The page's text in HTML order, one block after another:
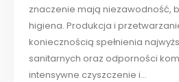
znaczenie mają niezawodność,
higiena. Produkcja i
koniecznością spełnienia
sanitarnych oraz odporności
intensywne czyszczenie i...